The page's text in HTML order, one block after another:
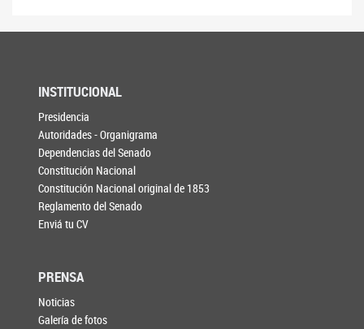
INSTITUCIONAL
Presidencia
Autoridades - Organigrama
Dependencias del Senado
Constitución Nacional
Constitución Nacional original de 1853
Reglamento del Senado
Enviá tu CV
PRENSA
Noticias
Galería de fotos